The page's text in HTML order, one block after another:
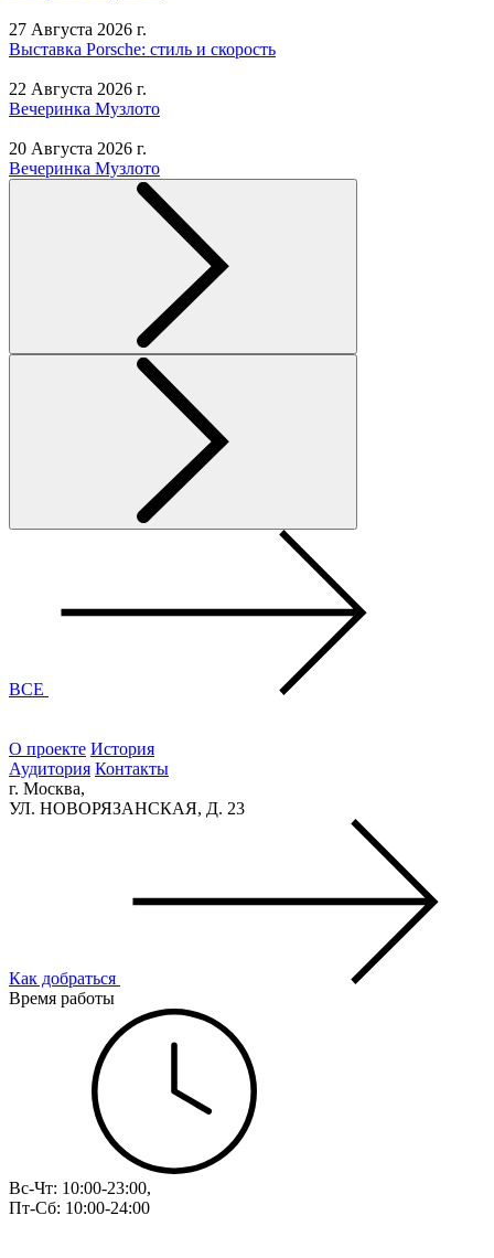
27 Августа 2026 г.
Выставка Porsche: стиль и скорость
22 Августа 2026 г.
Вечеринка Музлото
20 Августа 2026 г.
Вечеринка Музлото
ВСЕ
О проекте История
Аудитория Контакты
г. Москва,
УЛ. НОВОРЯЗАНСКАЯ, Д. 23
Как добраться
Время работы
Вс-Чт: 10:00-23:00,
Пт-Сб: 10:00-24:00